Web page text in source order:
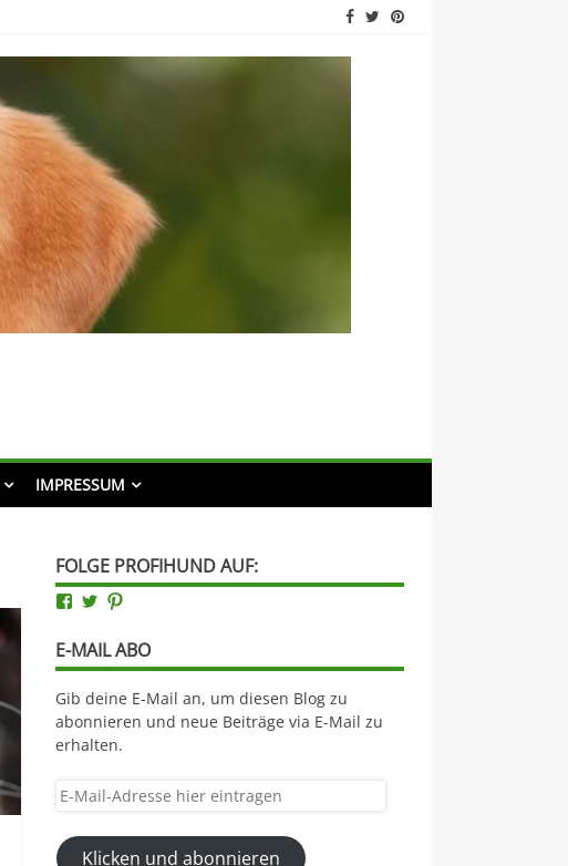
IMPRESSUM
FOLGE PROFIHUND AUF:
Facebook
Twitter
E-MAIL ABO
Gib deine E-Mail an, um diesen Blog zu
abonnieren und neue Beiträge via E-Mail zu
erhalten.
E-
Adresse
hierKlicken und abonnieren